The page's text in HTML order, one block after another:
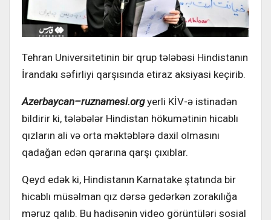
Tehran Universitetinin bir qrup tələbəsi Hindistanın
İrandakı səfirliyi qarşısında etiraz aksiyasi keçirib.
Azerbaycan–ruznamesi.orgyerli KİV-ə istinadən
bildirir ki, tələbələr Hindistan hökumətinin hicablı
qızların ali və orta məktəblərə daxil olmasını
qadağan edən qərarına qarşı çıxıblar.
Qeyd edək ki, Hindistanın Karnatake ştatında bir
hicablı müsəlman qız dərsə gedərkən zorakılığa
məruz qalıb. Bu hadisənin video görüntüləri sosial